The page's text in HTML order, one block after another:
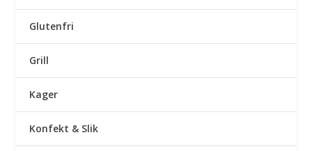
Glutenfri
Grill
Kager
Konfekt & Slik